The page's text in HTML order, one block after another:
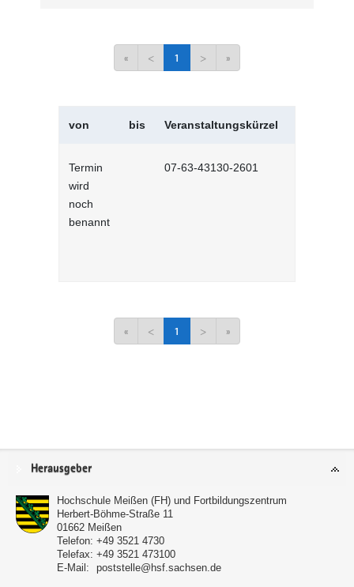
« < 1 > »
von bis Veranstaltungskürzel
Termin
wird
noch
benannt
07-63-43130-2601
« < 1 > »
Service
Herausgeber
Hochschule Meißen (FH) und Fortbildungszentrum
Herbert-Böhme-Straße 11
01662 Meißen
Telefon: +49 3521 4730
Telefax: +49 3521 473100
E-Mail:
poststelle@hsf.sachsen.de